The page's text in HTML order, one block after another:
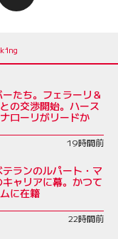
たち。フェラーリ＆
の交渉開始。ハース
ローリがリードか
19時間前
ランのルパート・マ
ャリアに幕。かつて
に在籍
22時間前